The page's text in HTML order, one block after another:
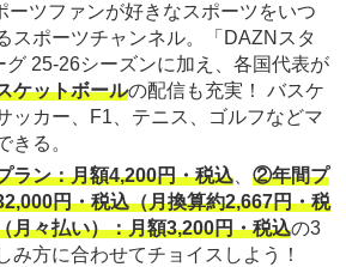
ーツファンが好きなスポーツをいつ
スポーツチャンネル。「DAZNスタ
グ 25-26シーズンに加え、各国代表が
ケットボールの配信も充実！ バスケ
ッカー、F1、テニス、ゴルフなどマ
きる。
ラン：月額4,200円・税込、 ②年間プ
円・税込（月換算約2,667円・税
月々払い）：月額3,200円・税込の3
み方に合わせてチョイスしよう！